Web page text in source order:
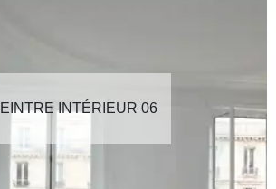
INTÉRIEUR 06